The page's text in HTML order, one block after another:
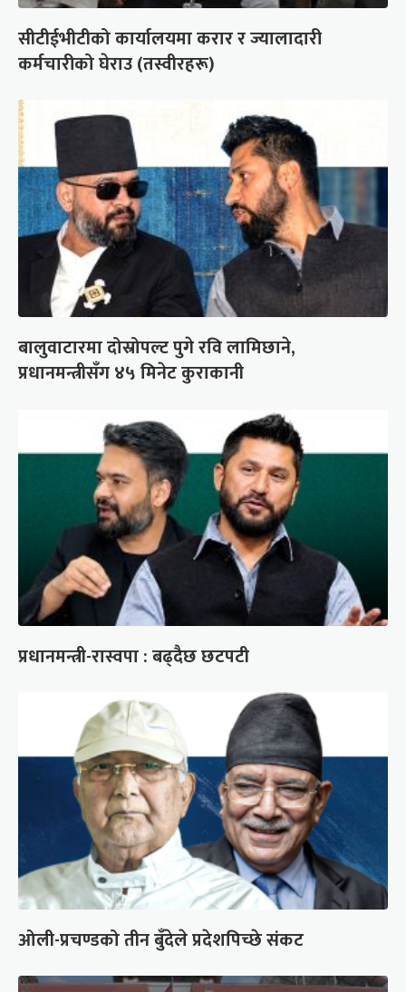
सीटीईभीटीको कार्यालयमा करार र ज्यालादारी
कर्मचारीको घेराउ (तस्वीरहरू)
बालुवाटारमा दोस्रोपल्ट पुगे रवि लामिछाने,
प्रधानमन्त्रीसँग ४५ मिनेट कुराकानी
प्रधानमन्त्री-रास्वपा : बढ्दैछ छटपटी
ओली-प्रचण्डको तीन बुँदेले प्रदेशपिच्छे संकट